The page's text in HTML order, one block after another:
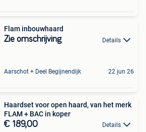
Flam inbouwhaard
Zie omschrijving Details
Aarschot + Deel Begijnendijk 22 jun 26
Haardset voor open haard, van het merk
FLAM + BAC in koper
€ 189,00 Details